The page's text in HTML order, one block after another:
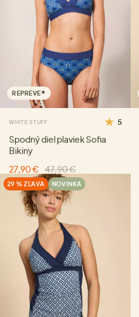
REPREVE®
WHITE STUFF 5
Spodný diel plaviek Sofia
Bikiny
27,90 €
47,90 €
29 % ZĽAVA NOVINKA